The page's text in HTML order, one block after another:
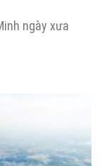
ngày xưa